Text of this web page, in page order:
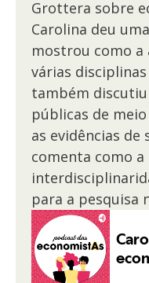
Grottera sobre
Carolina deu
mostrou como
várias
também
públicas de
as evidências de
comenta como a
para a pesquisa